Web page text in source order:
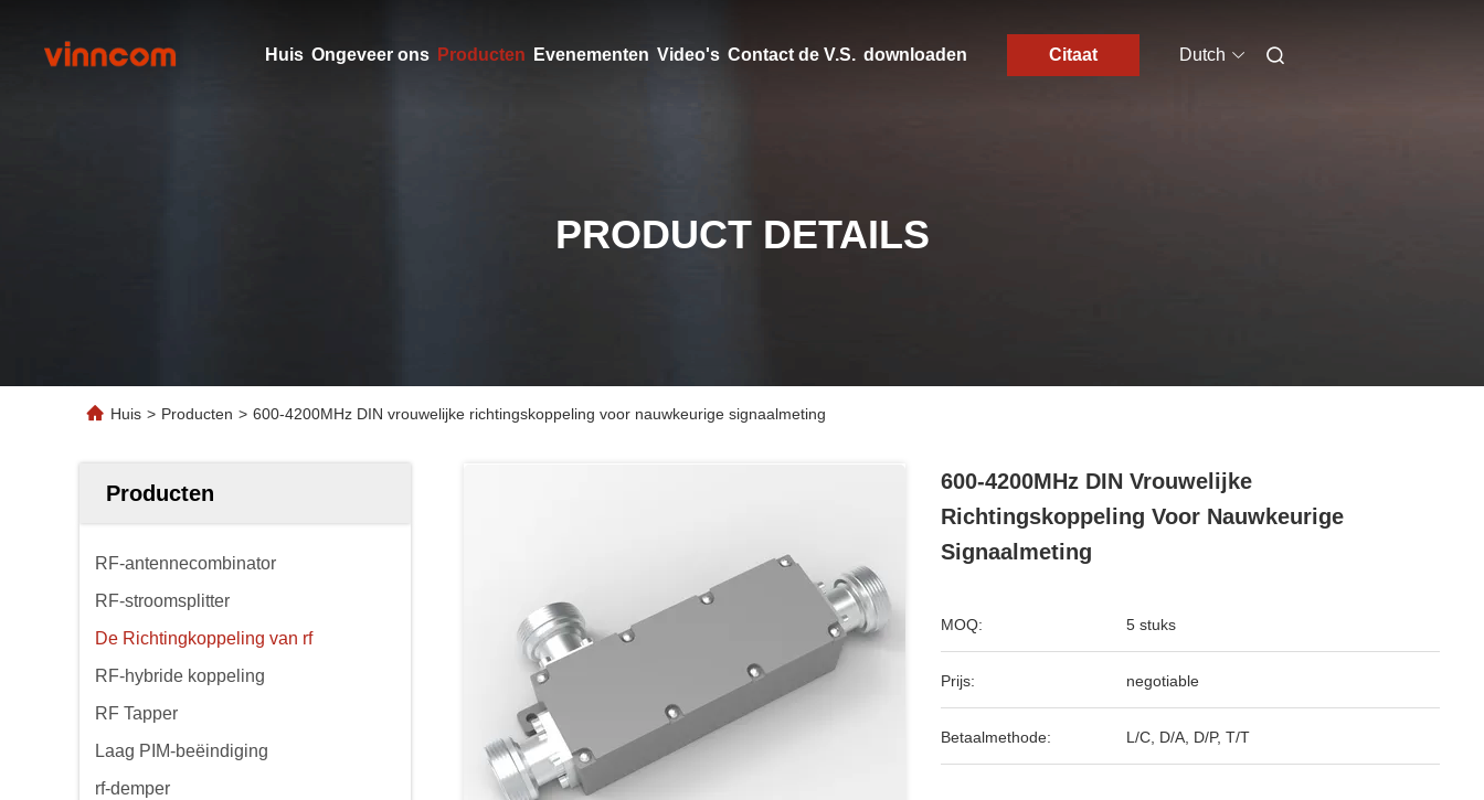
Huis Ongeveer ons Producten Evenementen Video's Contact de V.S. downloaden Citaat Dutch
PRODUCT DETAILS
Huis > Producten > 600-4200MHz DIN vrouwelijke richtingskoppeling voor nauwkeurige signaalmeting
Producten
RF-antennecombinator
RF-stroomsplitter
De Richtingkoppeling van rf
RF-hybride koppeling
RF Tapper
Laag PIM-beëindiging
rf-demper
600-4200MHz DIN Vrouwelijke
Richtingskoppeling Voor Nauwkeurige
Signaalmeting
MOQ: 5 stuks
Prijs: negotiable
Betaalmethode: L/C, D/A, D/P, T/T